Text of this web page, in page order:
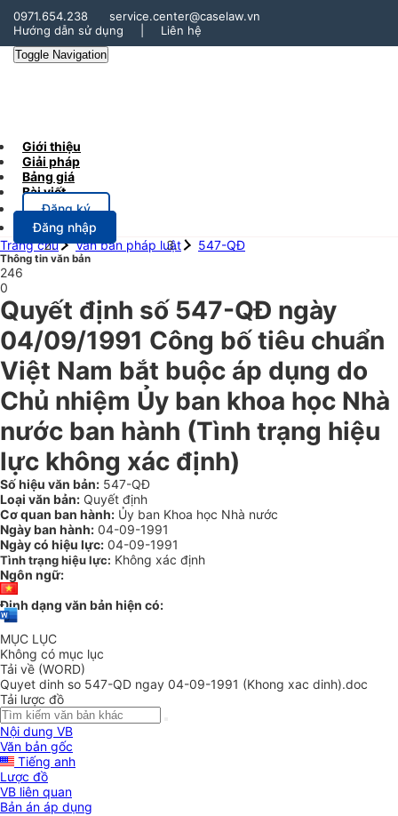
0971.654.238
service.center@caselaw.vn
Hướng dẫn sử dụng
Liên hệ
Toggle Navigation
Giới thiệu
Giải pháp
Bảng giá
Bài viết
Đăng ký
Đăng nhập
Trang chủ
Văn bản pháp luật 547-QĐ
Thông tin văn bản
246
0
Quyết định số 547-QĐ ngày
04/09/1991 Công bố tiêu chuẩn
Việt Nam bắt buộc áp dụng do
Chủ nhiệm Ủy ban khoa học Nhà
nước ban hành (Tình trạng hiệu
lực không xác định)
Số hiệu văn bản: 547-QĐ
Loại văn bản: Quyết định
Cơ quan ban hành: Ủy ban Khoa học Nhà nước
Ngày ban hành: 04-09-1991
Ngày có hiệu lực: 04-09-1991
Tình trạng hiệu lực: Không xác định
Ngôn ngữ:
Định dạng văn bản hiện có:
MỤC LỤC
Không có mục lục
Tải về (WORD)
Quyet dinh so 547-QD ngay 04-09-1991 (Khong xac dinh).doc
Tải lược đồ
Nội dung VB
Văn bản gốc
Tiếng anh
Lược đồ
VB liên quan
Bản án áp dụng